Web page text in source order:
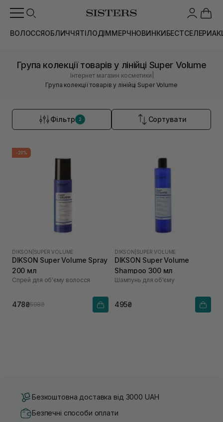
ВОЛОССЯОБЛИЧЧЯТІЛОДІММЕРЧНОВИНКИБЕСТСЕЛЕРИ
Група колекції товарів у лінійці Super Volume
Інтернет магазин косметики
Група колекції товарів у лінійці Super Volume
Фільтр 2 Сортувати
-20%
DIKSON SUPER VOLUME
DIKSON Super Volume Spray
200 мл
Спрей для об'єму волосся
478₴598₴
DIKSON SUPER VOLUME
DIKSON Super Volume
Shampoo 300 мл
Шампунь для об'єму
495₴
Безкоштовна доставка від 3000 UAH
Безпечні способи оплати